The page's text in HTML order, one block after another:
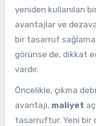
yeniden kullanılan
avantajlar ve
bir tasarruf
görünse de, dikkat
vardır.
Öncelikle, çıkma
avantajı, maliyet
tasarruftur. Yeni bir